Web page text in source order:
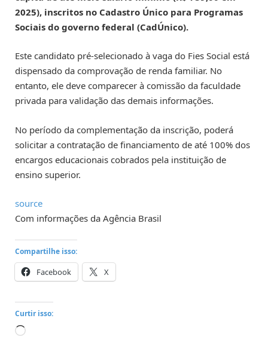
2025), inscritos no Cadastro Único para Programas
Sociais do governo federal (CadÚnico).
Este candidato pré-selecionado à vaga do Fies Social está
dispensado da comprovação de renda familiar. No
entanto, ele deve comparecer à comissão da faculdade
privada para validação das demais informações.
No período da complementação da inscrição, poderá
solicitar a contratação de financiamento de até 100% dos
encargos educacionais cobrados pela instituição de
ensino superior.
source
Com informações da Agência Brasil
Compartilhe isso:
Facebook X
Curtir isso:
Carregando...